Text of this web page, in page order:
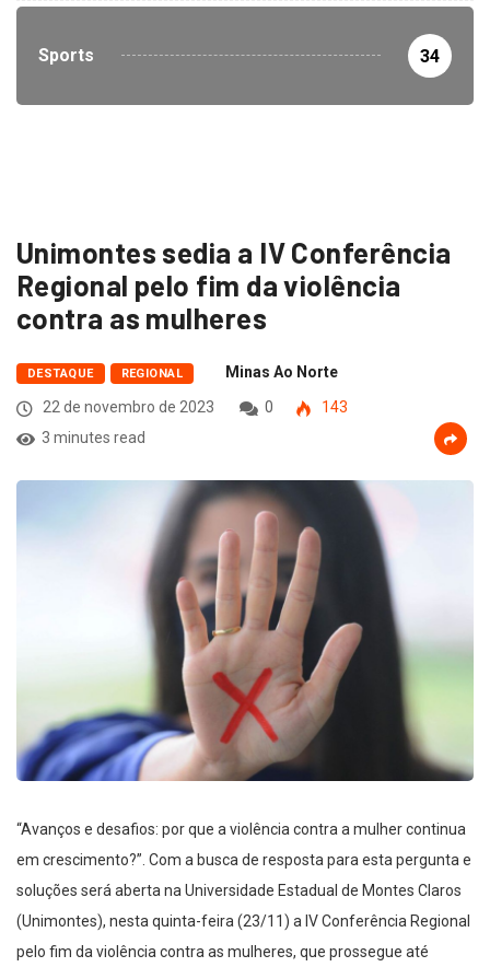
Sports 34
Unimontes sedia a IV Conferência
Regional pelo fim da violência
contra as mulheres
DESTAQUE REGIONAL
Minas Ao Norte
22 de novembro de 2023
0
143
3 minutes read
“Avanços e desafios: por que a violência contra a mulher continua
em crescimento?”. Com a busca de resposta para esta pergunta e
soluções será aberta na Universidade Estadual de Montes Claros
(Unimontes), nesta quinta-feira (23/11) a IV Conferência Regional
pelo fim da violência contra as mulheres, que prossegue até